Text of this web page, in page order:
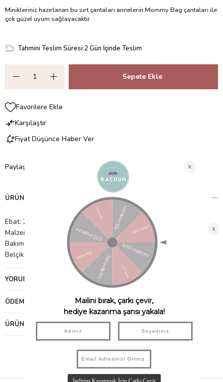
Minikleriniz hazırlanan bu sırt çantaları annelerin Mommy Bag çantaları ile
çok güzel uyum sağlayacaktır
Tahmini Teslim Süresi:2 Gün İçinde Teslim
Favorilere Ekle
Karşılaştır
Fiyat Düşünce Haber Ver
Paylaş
ÜRÜN ÖZELLIKLERI
Ebat: 23x7x23
Malzeme: Peluş
Bakım: Nemli bir bez ile siliniz.
Belçikadan ithal edilmiştir.
YORUMLAR
ÖDEME SEÇENEKLERI
ÜRÜN ÖNERILERI